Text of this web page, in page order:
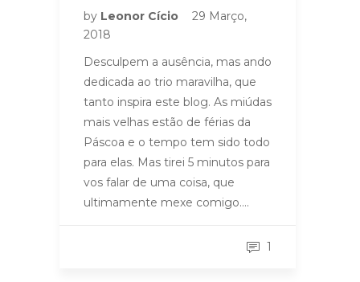
by Leonor Cício
29 Março,
2018
Desculpem a ausência, mas ando
dedicada ao trio maravilha, que
tanto inspira este blog. As miúdas
mais velhas estão de férias da
Páscoa e o tempo tem sido todo
para elas. Mas tirei 5 minutos para
vos falar de uma coisa, que
ultimamente mexe comigo….
1